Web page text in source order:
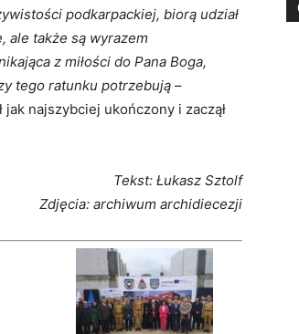
podkarpackiej, biorą udział
ale także są wyrazem
z miłości do Pana Boga,
tego ratunku potrzebują –
najszybciej ukończony i zaczął
Tekst: Łukasz Sztolf
Zdjęcia: archiwum archidiecezji